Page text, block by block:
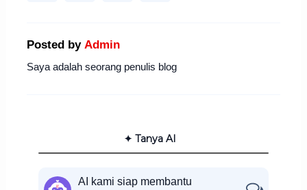
Posted by Admin
Saya adalah seorang penulis blog
✦ Tanya AI
AI kami siap membantu